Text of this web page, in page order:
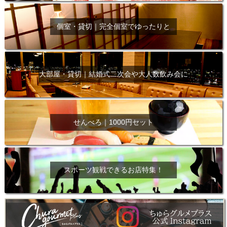
個室・貸切｜完全個室でゆったりと
大部屋・貸切｜結婚式二次会や大人数飲み会に
せんべろ｜1000円セット
スポーツ観戦できるお店特集！